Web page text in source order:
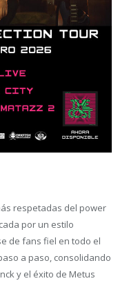
respetadas del power
por un estilo
de fans fiel en todo el
a paso, consolidando
y el éxito de Metus